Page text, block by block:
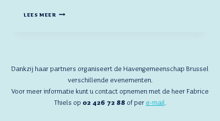
LEES MEEREVENT
NIEUWE
PARTNER,
MOER
LOGISTICS
Dankzij haar partners organiseert de Havengemeenschap Brussel
verschillende evenementen.
Voor meer informatie kunt u contact opnemen met de heer Fabrice
Thiels op 02 426 72 88 of per e-mail.